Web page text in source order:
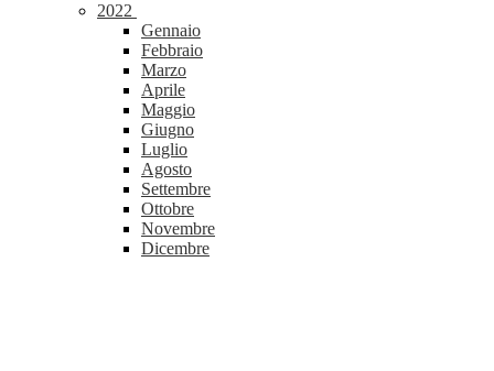
2022
Gennaio
Febbraio
Marzo
Aprile
Maggio
Giugno
Luglio
Agosto
Settembre
Ottobre
Novembre
Dicembre